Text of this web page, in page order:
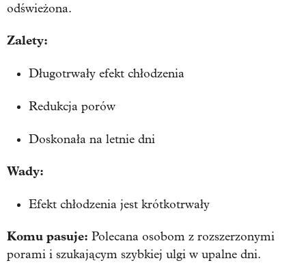
odświeżona.
Zalety:
Długotrwały efekt chłodzenia
Redukcja porów
Doskonała na letnie dni
Wady:
Efekt chłodzenia jest krótkotrwały
Komu pasuje: Polecana osobom z rozszerzonymi
porami i szukającym szybkiej ulgi w upalne dni.